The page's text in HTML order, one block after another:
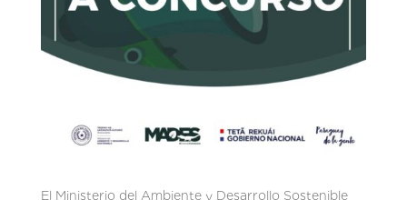
El Ministerio del Ambiente y Desarrollo Sostenible